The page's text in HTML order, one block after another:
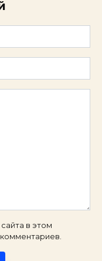
в этом